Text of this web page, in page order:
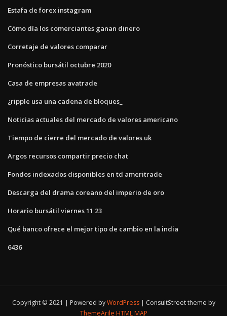
Estafa de forex instagram
Cómo día los comerciantes ganan dinero
Corretaje de valores comparar
Pronóstico bursátil octubre 2020
Casa de empresas avatrade
¿ripple usa una cadena de bloques_
Noticias actuales del mercado de valores americano
Tiempo de cierre del mercado de valores uk
Argos recursos compartir precio chat
Fondos indexados disponibles en td ameritrade
Descarga del drama coreano del imperio de oro
Horario bursátil viernes 11 23
Qué banco ofrece el mejor tipo de cambio en la india
6436
Copyright © 2021 | Powered byWordPress
ConsultStreet theme by
ThemeArile HTML MAP